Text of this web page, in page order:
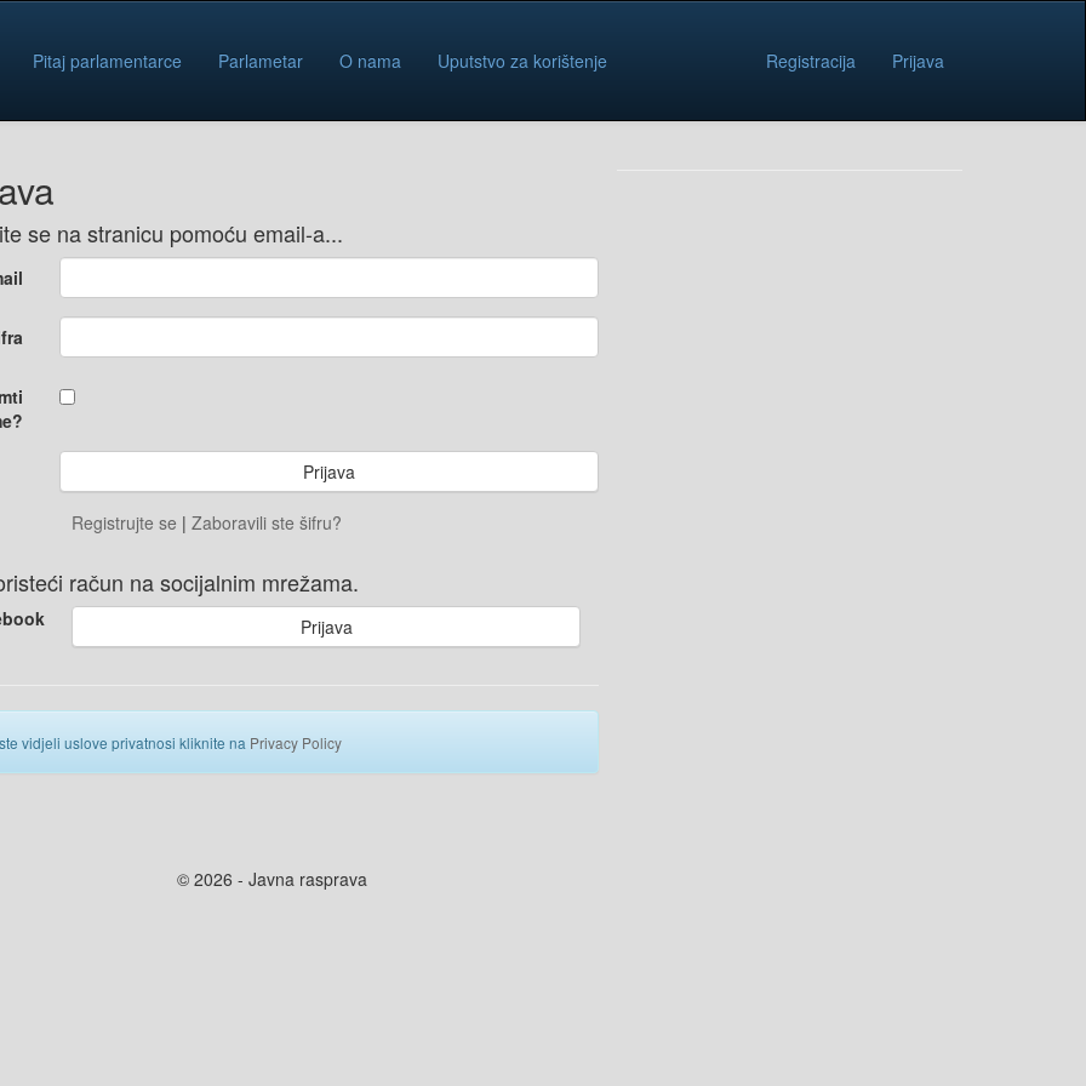
Pitaj parlamentarce Parlametar O nama Uputstvo za korištenje Registracija Prijava
se na stranicu pomoću email-a...
Registrujte se | Zaboravili ste šifru?
račun na socijalnim mrežama.
Prijava
vidjeli uslove privatnosi kliknite na Privacy Policy
© 2026 - Javna rasprava